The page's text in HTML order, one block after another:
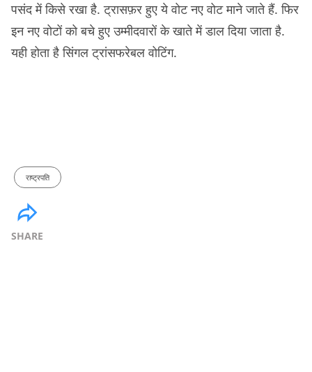
पसंद में किसे रखा है. ट्रासफ़र हुए ये वोट नए वोट माने जाते हैं. फिर
इन नए वोटों को बचे हुए उम्मीदवारों के खाते में डाल दिया जाता है.
यही होता है सिंगल ट्रांसफरेबल वोटिंग.
राष्ट्रपति
SHARE